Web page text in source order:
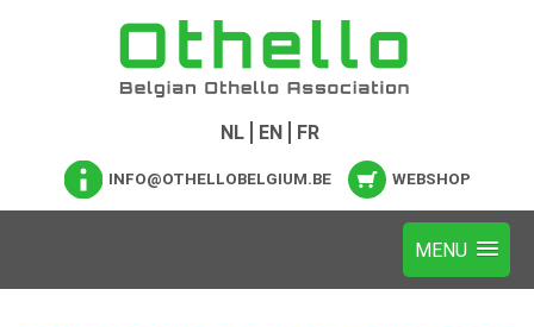
NL EN FR
INFO@OTHELLOBELGIUM.BE WEBSHOP